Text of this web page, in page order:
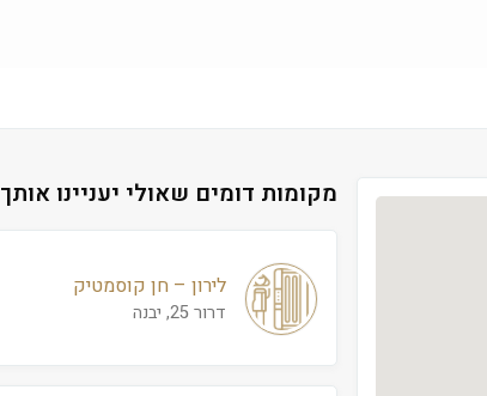
מקומות דומים שאולי יעניינו אותך
לירון – חן קוסמטיק
דרור 25, יבנה